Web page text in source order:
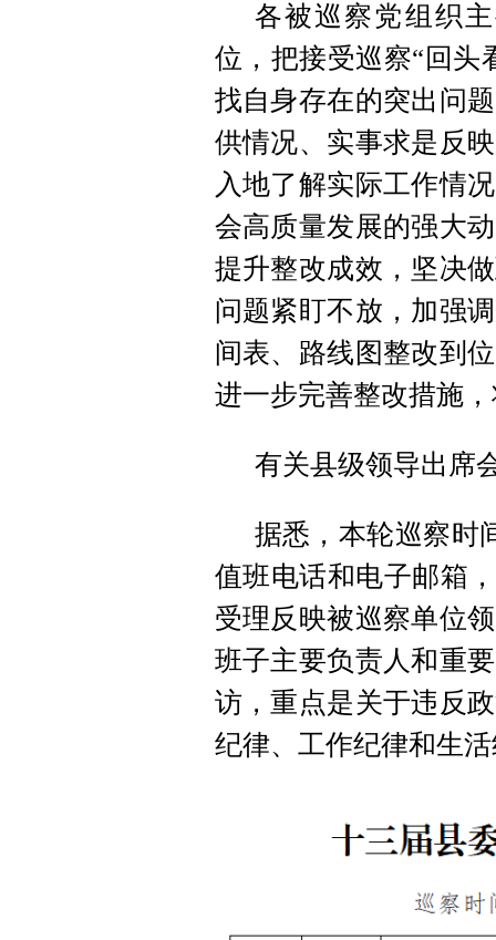
各被巡察党组织
位，把接受巡察“回头
找自身存在的突出问
供情况、实事求是反
入地了解实际工作情
会高质量发展的强大
提升整改成效，坚决
问题紧盯不放，加强
间表、路线图整改到
进一步完善整改措施
有关县级领导出席
据悉，本轮巡察时
值班电话和电子邮箱
受理反映被巡察单位
班子主要负责人和重
访，重点是关于违反
纪律、工作纪律和生